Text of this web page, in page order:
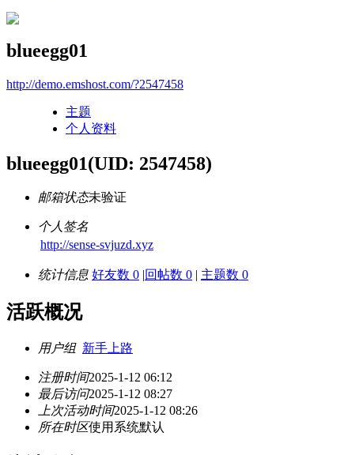
blueegg01
http://demo.emshost.com/?2547458
主题
个人资料
blueegg01(UID: 2547458)
邮箱状态未验证
个人签名
http://sense-svjuzd.xyz
统计信息 好友数 0 |回帖数 0 | 主题数 0
活跃概况
用户组 新手上路
注册时间2025-1-12 06:12
最后访问2025-1-12 08:27
上次活动时间2025-1-12 08:26
所在时区使用系统默认